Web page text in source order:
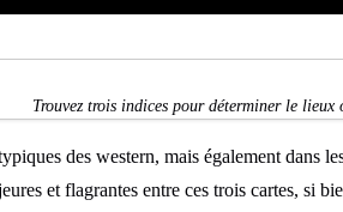
Trouvez trois indices pour déterminer le lieux
des western, mais également dans
et flagrantes entre ces trois cartes, si